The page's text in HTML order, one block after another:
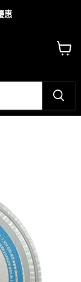
惠
購
物
車